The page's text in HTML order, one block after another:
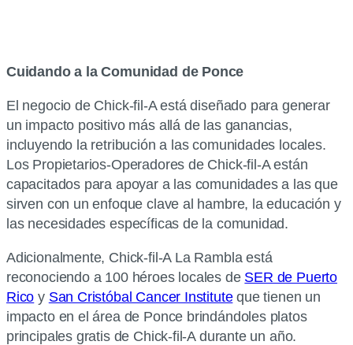
Cuidando a la Comunidad de Ponce
El negocio de Chick-fil-A está diseñado para generar
un impacto positivo más allá de las ganancias,
incluyendo la retribución a las comunidades locales.
Los Propietarios-Operadores de Chick-fil-A están
capacitados para apoyar a las comunidades a las que
sirven con un enfoque clave al hambre, la educación y
las necesidades específicas de la comunidad.
Adicionalmente, Chick-fil-A La Rambla está
reconociendo a 100 héroes locales de SER de Puerto
Rico y San Cristóbal Cancer Instituteque tienen un
impacto en el área de Ponce brindándoles platos
principales gratis de Chick-fil-A durante un año.